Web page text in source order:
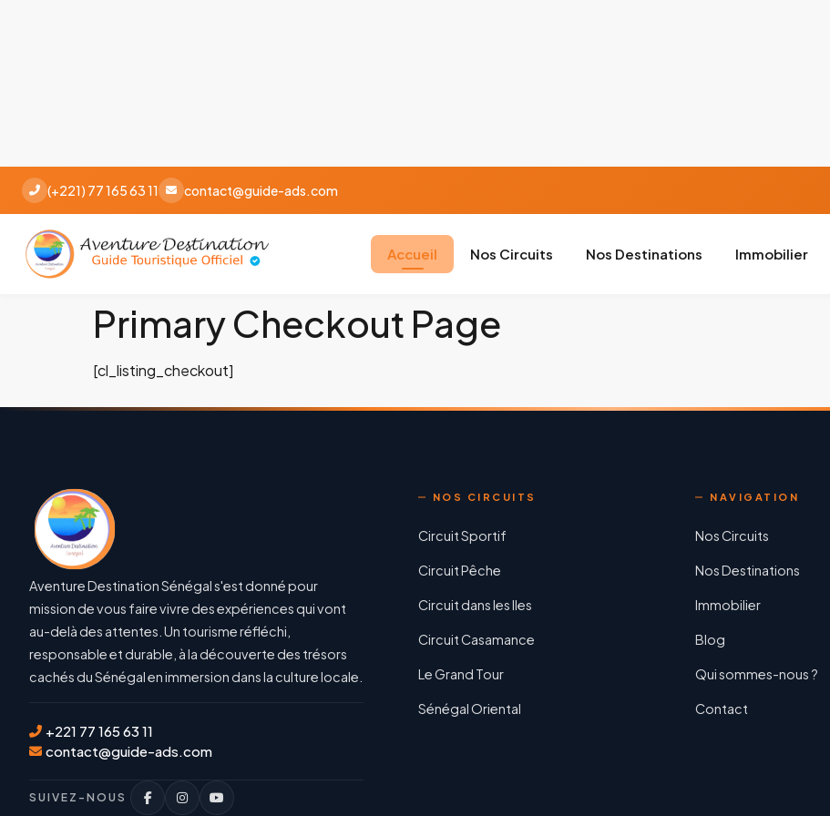
(+221) 77 165 63 11 contact@guide-ads.com
Accueil Nos Circuits Nos Destinations Immobilier
Primary Checkout Page
[cl_listing_checkout]
Aventure Destination Sénégal s'est donné pour
mission de vous faire vivre des expériences qui vont
au-delà des attentes. Un tourisme réfléchi,
responsable et durable, à la découverte des trésors
cachés du Sénégal en immersion dans la culture locale.
+221 77 165 63 11
contact@guide-ads.com
SUIVEZ-NOUS
NOS CIRCUITS
Circuit Sportif
Circuit Pêche
Circuit dans les Iles
Circuit Casamance
Le Grand Tour
Sénégal Oriental
NAVIGATION
Nos Circuits
Nos Destinations
Immobilier
Blog
Qui sommes-nous ?
Contact